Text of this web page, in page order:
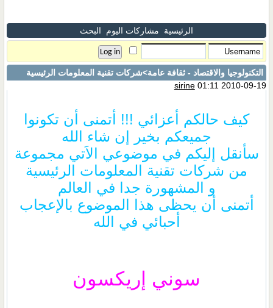
الرئيسية مشاركات اليوم البحث
التكنولوجيا والاقتصاد - ثقافة عامة>شركات تقنية المعلومات الرئيسية
sirine01:11 2010-09-19
كيف حالكم أعزائي !!! أتمنى أن تكونوا
جميعكم بخير إن شاء الله
سأنقل إليكم في موضوعي الاَتي مجموعة
من شركات تقنية المعلومات الرئيسية
و المشهورة جدا في العالم
أتمنى أن يحظى هذا الموضوع بالإعجاب
أحبائي في الله
سوني إريكسون